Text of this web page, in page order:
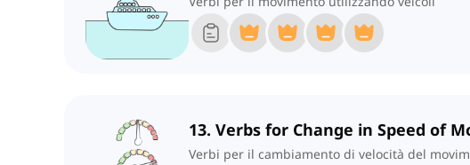
13. Verbs for Change in Speed of
Verbi per il cambiamento di velocità del